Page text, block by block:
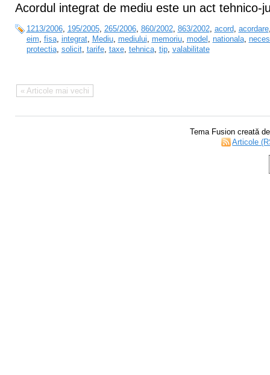
Acordul integrat de mediu este un act tehnico-
1213/2006, 195/2005, 265/2006, 860/2002, 863/2002, acord, acordare
eim fisa, integrat, Mediu, mediului memoriu, model nationala,
protectia, solicit, tarife, taxe, tehnica, tip, valabilitate
« Articole mai vechi
Tema Fusion creată
Articole